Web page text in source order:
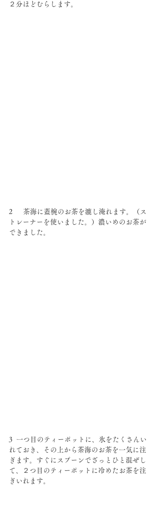
２分ほどむらします。
2  　茶海に蓋椀のお茶を漉し淹れます。（ス
トレーナーを使いました。）濃いめのお茶が
できました。
3  一つ目のティーポットに、氷をたくさんい
れておき、その上から茶海のお茶を一気に注
ぎます。すぐにスプーンでざっとひと混ぜし
て、２つ目のティーポットに冷めたお茶を注
ぎいれます。